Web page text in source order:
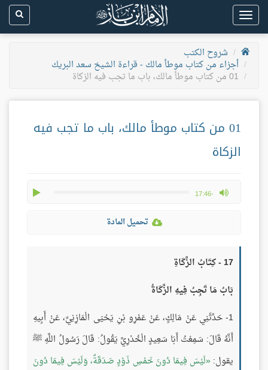
Toggle
navigation
شروح الكتب
أجزاء من كتاب موطأ مالك - قراءة الشيخ سعد البريك
01 من كتاب موطأ مالك، باب ما تجب فيه الزكاة
01 من كتاب موطأ مالك، باب ما تجب فيه
الزكاة
-17:46
max volume
تحميل المادة
17 - كِتَابُ الزَّكَاةِ
بَابُ مَا تَجِبُ فِيهِ الزَّكَاةُ
1- حَدَّثَنِي عَنْ مَالِكٍ، عَنْ عَمْرِو بْنِ يَحْيَى الْمَازِنِيِّ، عَنْ أَبِيهِ
أَنَّهُ قَالَ: سَمِعْتُ أَبَا سَعِيدٍ الْخُدْرِيَّ يَقُولُ: قَالَ رَسُولُ اللَّهِ ﷺ
يقول: لَيْسَ فِيمَا دُونَ خَمْسِ ذَوْدٍ صَدَقَةٌ، وَلَيْسَ فِيمَا دُونَ